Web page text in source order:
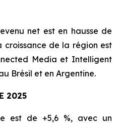
net est en hausse de
croissance de la région est
Media et Intelligent
Brésil et en Argentine.
2025
est de +5,6 %, avec un